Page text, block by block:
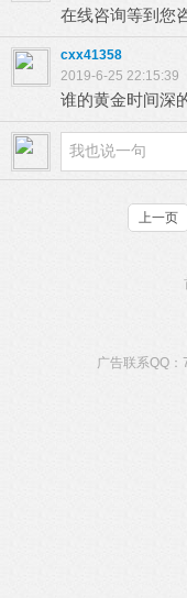
在线咨询等到您
cxx41358
2019-6-25 22:15:39
谁的黄金时间深
上一页
广告联系QQ